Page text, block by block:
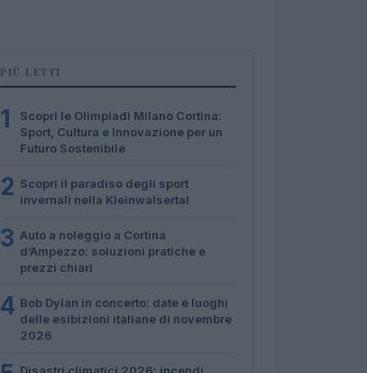
PIÙ LETTI
1
Scopri le Olimpiadi Milano Cortina:
Sport, Cultura e Innovazione per un
Futuro Sostenibile
2 Scopri il paradiso degli sport
invernali nella Kleinwalsertal
3 Auto a noleggio a Cortina
d’Ampezzo: soluzioni pratiche e
prezzi chiari
4 Bob Dylan in concerto: date e luoghi
delle esibizioni italiane di novembre
2026